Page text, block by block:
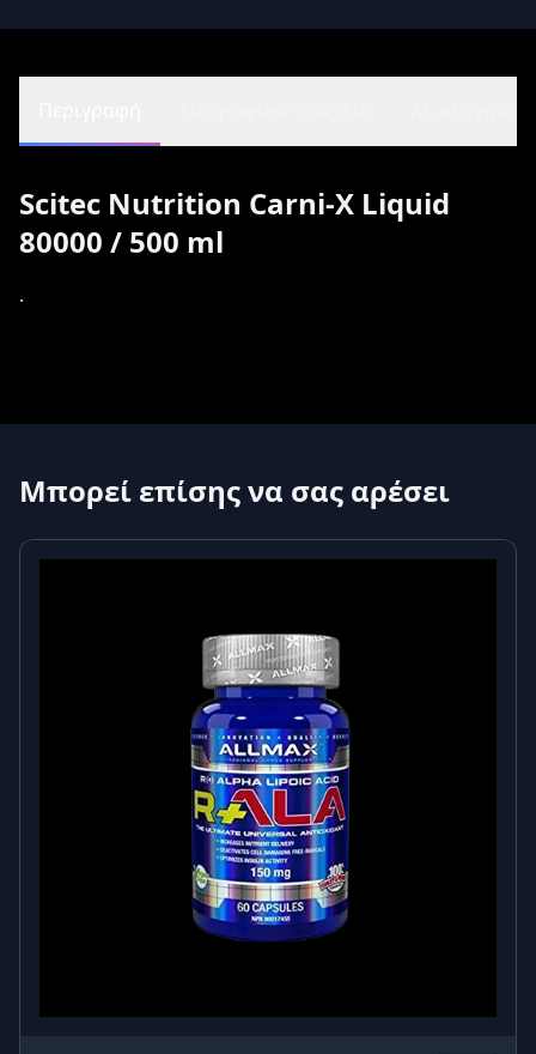
Scitec Nutrition Carni-X Liquid
80000 / 500 ml
.
Μπορεί επίσης να σας αρέσει